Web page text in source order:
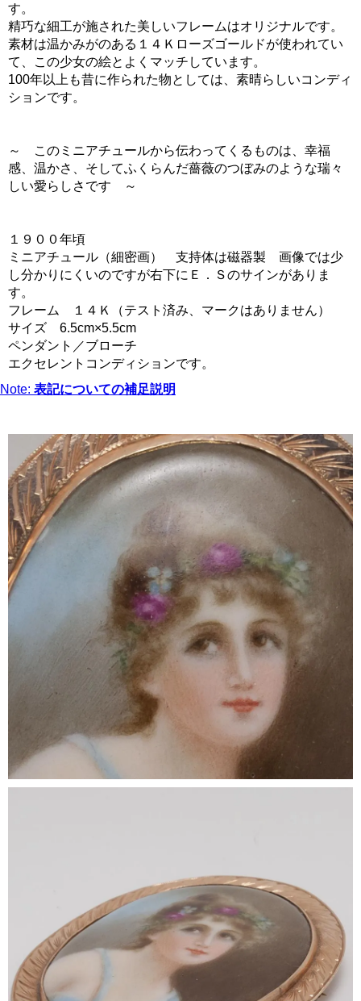
す。
精巧な細工が施された美しいフレームはオリジナルです。
素材は温かみがのある１４Ｋローズゴールドが使われてい
て、この少女の絵とよくマッチしています。
100年以上も昔に作られた物としては、素晴らしいコンディ
ションです。
～ このミニアチュールから伝わってくるものは、幸福
感、温かさ、そしてふくらんだ薔薇のつぼみのような瑞々
しい愛らしさです ～
１９００年頃
ミニアチュール（細密画） 支持体は磁器製 画像では少
し分かりにくいのですが右下にＥ．Ｓのサインがありま
す。
フレーム １４Ｋ（テスト済み、マークはありません）
サイズ 6.5cm×5.5cm
ペンダント／ブローチ
エクセレントコンディションです。
Note: 表記についての補足説明